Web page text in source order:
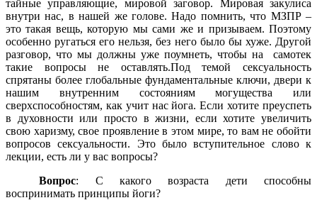
тайные управляющие, мировой заговор. Мировая закулиса
внутри нас, в нашей же голове. Надо помнить, что МЗПР –
это такая вещь, которую мы сами же и призываем. Поэтому
особенно ругаться его нельзя, без него было бы хуже. Другой
разговор, что мы должны уже поумнеть, чтобы на
самотек
такие вопросы не оставлять.Под темой сексуальность
спрятаны более глобальные фундаментальные ключи, двери к
нашим внутренним состояниям могущества или
сверхспособностям, как учит нас йога. Если хотите преуспеть
в духовности или просто в жизни, если хотите увеличить
свою харизму, свое проявление в этом мире, то вам не обойти
вопросов сексуальности. Это было вступительное слово к
лекции, есть ли у вас вопросы?
Вопрос: С какого возраста дети способны
воспринимать принципы йоги?